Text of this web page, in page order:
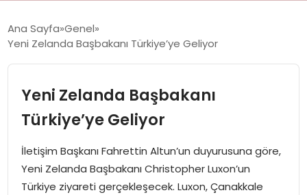
GÜNCEL
MAGAZIN
EKONOMI
Ana Sayfa Genel
Yeni Zelanda Başbakanı Türkiye’ye Geliyor
Yeni Zelanda Başbakanı
Türkiye’ye Geliyor
İletişim Başkanı Fahrettin Altun’un duyurusuna göre,
Yeni Zelanda Başbakanı Christopher Luxon’un
Türkiye ziyareti gerçekleşecek. Luxon, Çanakkale